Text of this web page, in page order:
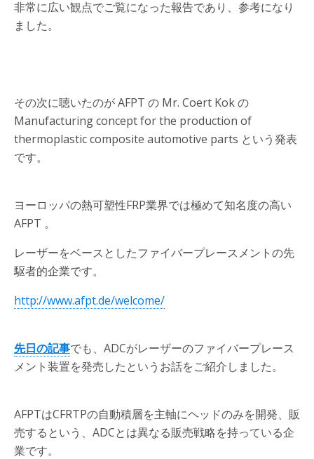
非常に広い観点でご覧になった報告であり、参考になり
ました。
その次に聴いたのが AFPT の Mr. Coert Kok の
Manufacturing concept for the production of
thermoplastic composite automotive parts という発表
です。
ヨーロッパの熱可塑性FRP業界では極めて知名度の高い
AFPT 。
レーザーをベースとしたファイバープレースメントの先
駆者的企業です。
http://www.afpt.de/welcome/
先日の記事でも、ADCがレーザーのファイバープレース
メント装置を発売したというお話をご紹介しました。
AFPTはCFRTPの自動積層を主軸にヘッドのみを開発、販
売するという、ADCとは異なる販売戦略を持っている企
業です。